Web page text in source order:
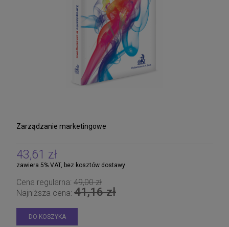
Zarządzanie marketingowe
43,61 zł
zawiera 5% VAT, bez kosztów dostawy
Cena regularna: 49,00 zł
Najniższa cena: 41,16 zł
DO KOSZYKA